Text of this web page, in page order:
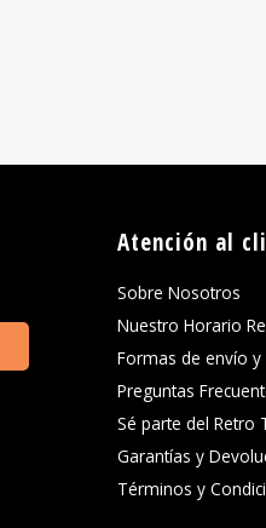
Atención al
Sobre Nosotros
Nuestro Horario
Formas de envío y
Preguntas
Sé parte del Retro
Garantías y
Términos y